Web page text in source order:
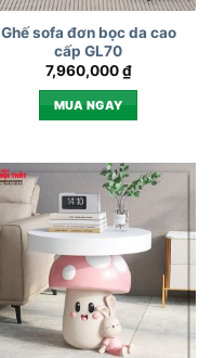
Ghế sofa đơn bọc da cao
cấp GL70
7,960,000₫
MUA NGAY